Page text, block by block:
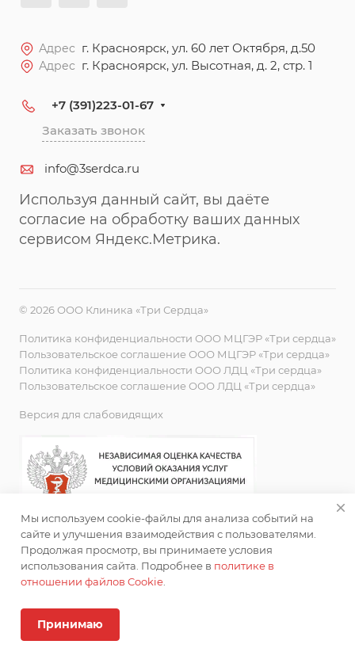
Адрес г. Красноярск, ул. 60 лет Октября, д.50
Адрес г. Красноярск, ул. Высотная, д. 2, стр. 1
+7 (391)223-01-67
Заказать звонок
info@3serdca.ru
Используя данный сайт, вы даёте
согласие на обработку ваших данных
сервисом Яндекс.Метрика.
© 2026 ООО Клиника «Три Сердца»
Политика конфиденциальности ООО МЦГЭР «Три сердца»
Пользовательское соглашение ООО МЦГЭР «Три сердца»
Политика конфиденциальности ООО ЛДЦ «Три сердца»
Пользовательское соглашение ООО ЛДЦ «Три сердца»
Версия для слабовидящих
ИМЕЮТСЯ ПРОТИВОПОКАЗАНИЯ. НЕОБХОДИМА
Мы используем cookie-файлы для анализа событий на
сайте и улучшения взаимодействия с пользователями.
Продолжая просмотр, вы принимаете условия
использования сайта. Подробнее в политике в
отношении файлов Cookie
Принимаю